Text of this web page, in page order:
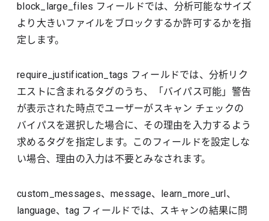
block_large_files フィールドでは、分析可能なサイズ
より大きいファイルをブロックするか許可するかを指
定します。
require_justification_tags フィールドでは、分析リク
エストに含まれるタグのうち、「バイパス可能」警告
が表示された時点でユーザーがスキャン チェックの
バイパスを選択した場合に、その理由を入力するよう
求めるタグを指定します。このフィールドを設定しな
い場合、理由の入力は不要とみなされます。
custom_messages、message、learn_more_url、
language、tag フィールドでは、スキャンの結果に問